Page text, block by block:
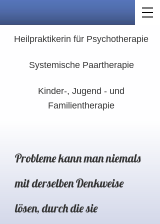
Heilpraktikerin für Psychotherapie
Systemische Paartherapie
Kinder-, Jugend - und
Familientherapie
Probleme kann man niemals
mit derselben Denkweise
lösen, durch die sie